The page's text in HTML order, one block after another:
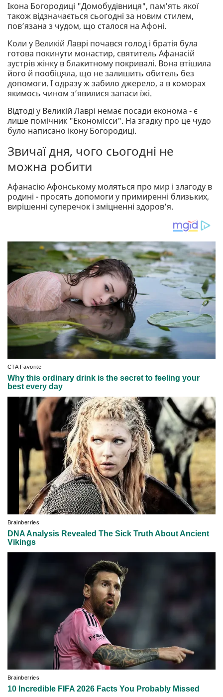
Ікона Богородиці "Домобудівниця", пам’ять якої
також відзначається сьогодні за новим стилем,
пов’язана з чудом, що сталося на Афоні.
Коли у Великій Лаврі почався голод і братія була
готова покинути монастир, святитель Афанасій
зустрів жінку в блакитному покривалі. Вона втішила
його й пообіцяла, що не залишить обитель без
допомоги. І одразу ж забило джерело, а в коморах
якимось чином з’явилися запаси їжі.
Відтоді у Великій Лаврі немає посади економа - є
лише помічник "Економісси". На згадку про це чудо
було написано ікону Богородиці.
Звичаї дня, чого сьогодні не
можна робити
Афанасію Афонському моляться про мир і злагоду в
родині - просять допомоги у примиренні близьких,
вирішенні суперечок і зміцненні здоров’я.